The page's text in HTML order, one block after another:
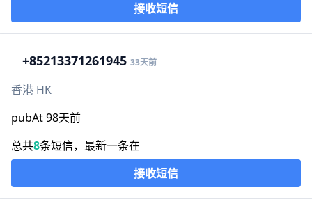
接收短信
+85213371261945 33天前
香港 HK
pubAt 98天前
总共8条短信，最新一条在
接收短信